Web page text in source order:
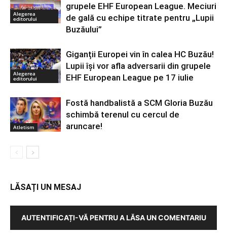
Alegerea
editorului
grupele EHF European League. Meciuri
de gală cu echipe titrate pentru „Lupii
Buzăului”
Alegerea
editorului
Giganții Europei vin în calea HC Buzău!
Lupii își vor afla adversarii din grupele
EHF European League pe 17 iulie
Atletism
Fostă handbalistă a SCM Gloria Buzău
schimbă terenul cu cercul de
aruncare!
LĂSAȚI UN MESAJ
AUTENTIFICAȚI-VĂ PENTRU A LĂSA UN COMENTARIU